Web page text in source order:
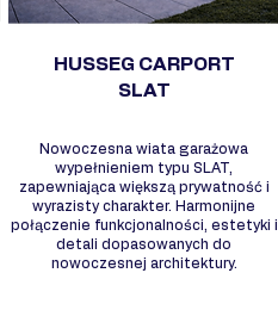
HUSSEG CARPORT
SLAT
Nowoczesna wiata garażowa
wypełnieniem typu SLAT,
zapewniająca większą prywatność i
wyrazisty charakter. Harmonijne
połączenie funkcjonalności, estetyki i
detali dopasowanych do
nowoczesnej architektury.